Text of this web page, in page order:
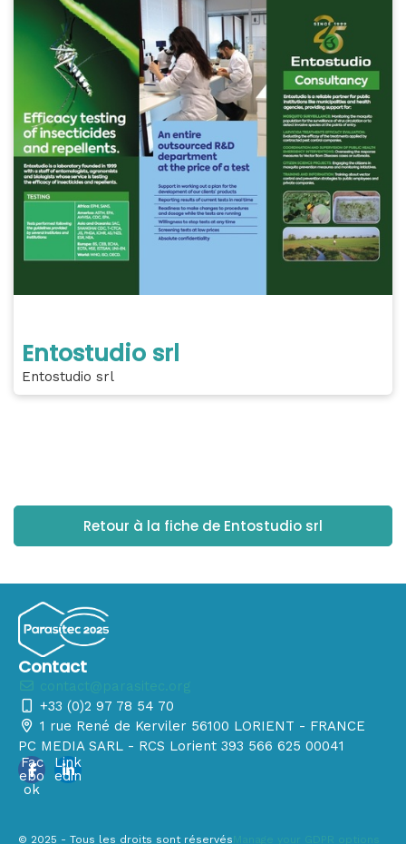
Entostudio srl
Entostudio srl
Retour à la fiche de Entostudio srl
Contact
+33 (0)2 97 78 54 70
1 rue René de Kerviler 56100 LORIENT - FRANCE
PC MEDIA SARL - RCS Lorient 393 566 625 00041
Fac
ebo
ok
Link
edin
© 2025 - Tous les droits sont réservés